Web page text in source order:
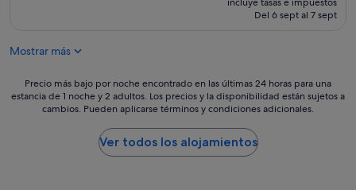
actual
Del 6 sept al 7 sept
Mostrar más
Precio
más
Precio más bajo por noche encontrado en las últimas 24 horas para una
estancia de 1 noche y 2 adultos. Los precios y la disponibilidad están sujetos a
cambios. Pueden aplicarse términos y condiciones adicionales.
Ver todos los alojamientos